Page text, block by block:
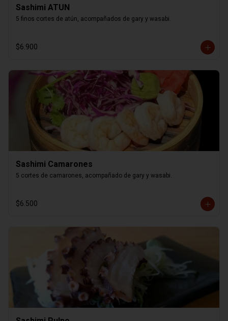
Sashimi ATUN
5 finos cortes de atún, acompañados de gary y wasabi.
$6.900
Sashimi Camarones
5 cortes de camarones, acompañado de gary y wasabi.
$6.500